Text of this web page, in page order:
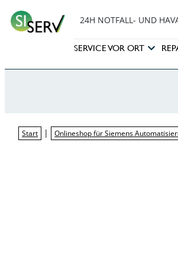
24H NOTFALL- UND
SERVICE VOR ORT
Start | Onlineshop für Siemens